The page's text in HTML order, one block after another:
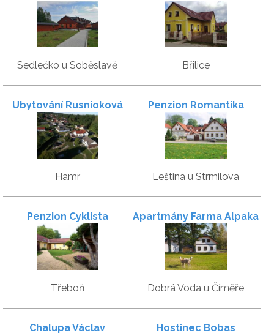
Sedlečko u Soběslavě Břilice
Ubytování Rusnioková
Hamr
Penzion Romantika
Leština u Strmilova
Penzion Cyklista
Třeboň
Apartmány Farma Alpaka
Dobrá Voda u Číměře
Chalupa Václav Hostinec Bobas